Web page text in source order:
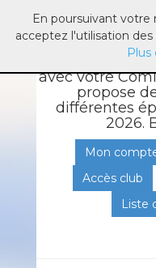
Ce module
publié par
avec votre
propose
différentes
2026.
Mon
Accès club
Liste
En poursuivant votre
acceptez l'utilisation des
Plus